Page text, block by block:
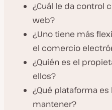
¿Cuál le da control
web?
¿Uno tiene más
el comercio
¿Quién es el
ellos?
¿Qué plataforma
mantener?